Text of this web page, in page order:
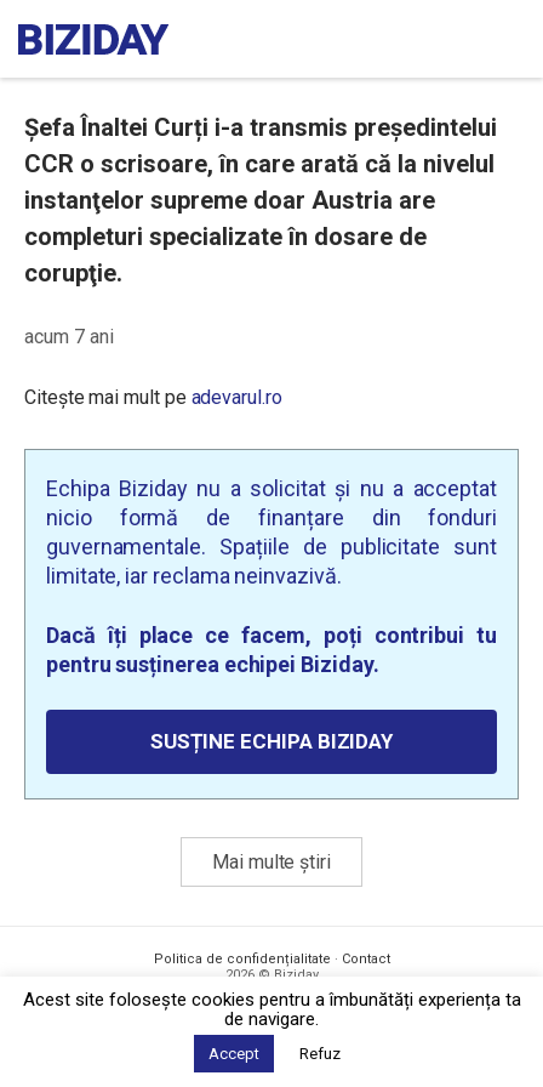
Șefa Înaltei Curți i-a transmis președintelui
CCR o scrisoare, în care arată că la nivelul
instanţelor supreme doar Austria are
completuri specializate în dosare de
corupţie.
acum 7 ani
Citește mai mult pe adevarul.ro
Echipa Biziday nu a solicitat și nu a acceptat
nicio formă de finanțare din fonduri
guvernamentale. Spațiile de publicitate sunt
limitate, iar reclama neinvazivă.
Dacă îți place ce facem, poți contribui tu
pentru susținerea echipei Biziday.
SUSȚINE ECHIPA BIZIDAY
Mai multe știri
Politica de confidențialitate · Contact
2026 © Biziday
Acest site foloseşte cookies pentru a îmbunătăți experiența ta
de navigare.
Accept Refuz